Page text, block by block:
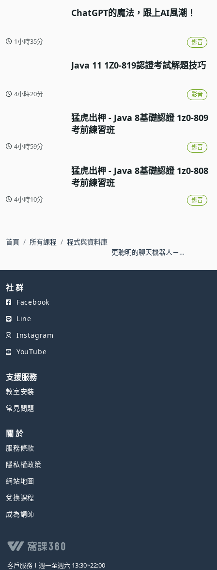
ChatGPT的魔法，跟上AI風潮！
1小時35分 影音
Java 11 1Z0-819認證考試解題技巧
4小時20分 影音
猛虎出柙 - Java 8基礎認證 1z0-809
考前練習班
4小時59分 影音
猛虎出柙 - Java 8基礎認證 1z0-808
考前練習班
4小時10分 影音
首頁 所有課程
程式與資料庫
更聰明的聊天機器人－
意理解服務
社 群
Facebook
Line
Instagram
YouTube
支援服務
教室安裝
常見問題
關 於
服務條款
隱私權政策
網站地圖
兌換課程
成為講師
客戶服務∣ 週一至週六 13:30~22:00